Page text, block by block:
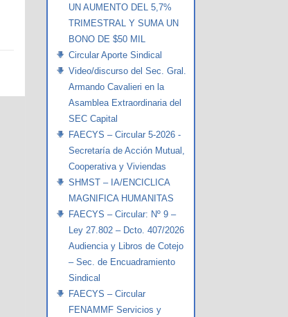
UN AUMENTO DEL 5,7%
TRIMESTRAL Y SUMA UN
BONO DE $50 MIL
Circular Aporte Sindical
Video/discurso del Sec. Gral.
Armando Cavalieri en la
Asamblea Extraordinaria del
SEC Capital
FAECYS – Circular 5-2026 -
Secretaría de Acción Mutual,
Cooperativa y Viviendas
SHMST – IA/ENCICLICA
MAGNIFICA HUMANITAS
FAECYS – Circular: Nº 9 –
Ley 27.802 – Dcto. 407/2026
Audiencia y Libros de Cotejo
– Sec. de Encuadramiento
Sindical
FAECYS – Circular
FENAMMF Servicios y